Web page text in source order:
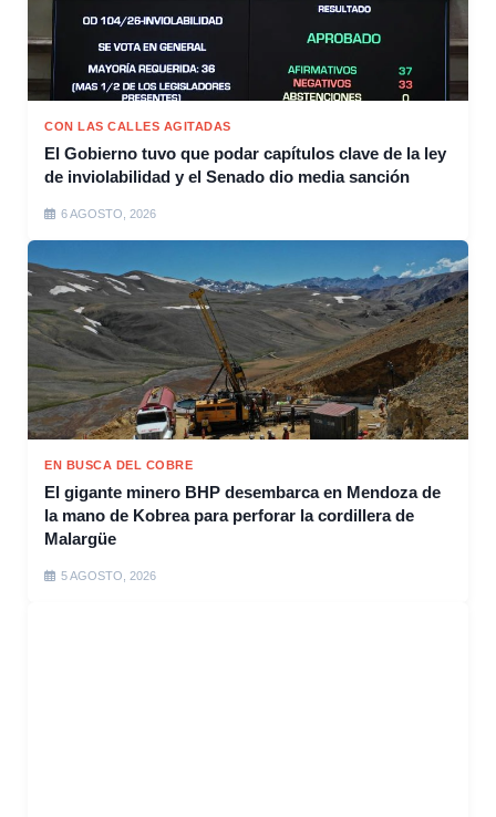
CON LAS CALLES AGITADAS
El Gobierno tuvo que podar capítulos clave de la ley
de inviolabilidad y el Senado dio media sanción
6 AGOSTO, 2026
EN BUSCA DEL COBRE
El gigante minero BHP desembarca en Mendoza de
la mano de Kobrea para perforar la cordillera de
Malargüe
5 AGOSTO, 2026